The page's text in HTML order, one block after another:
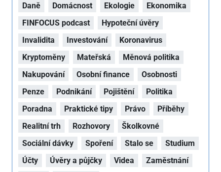
Daně
Domácnost Ekologie
Ekonomika
FINFOCUS podcast
Hypoteční úvěry
Invalidita
Investování
Koronavirus
Kryptoměny
Mateřská
Měnová politika
Nakupování
Osobní finance
Osobnosti
Penze
Podnikání Pojištění
Politika
Poradna
Praktické tipy Právo
Příběhy
Realitní trh
Rozhovory
Školkovné
Sociální dávky
Spoření Stalo se
Studium
Účty
Úvěry a půjčky Videa
Zaměstnání